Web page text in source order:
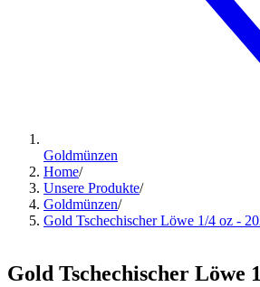
Goldmünzen
Home/
Unsere Produkte/
Goldmünzen/
Gold Tschechischer Löwe 1/4 oz -
Gold Tschechischer Löwe